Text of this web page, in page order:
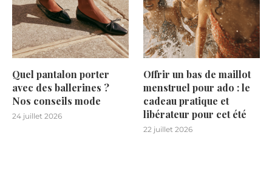
Quel pantalon porter
avec des ballerines ?
Nos conseils mode
24 juillet 2026
Offrir un bas de maillot
menstruel pour ado : le
cadeau pratique et
libérateur pour cet été
22 juillet 2026